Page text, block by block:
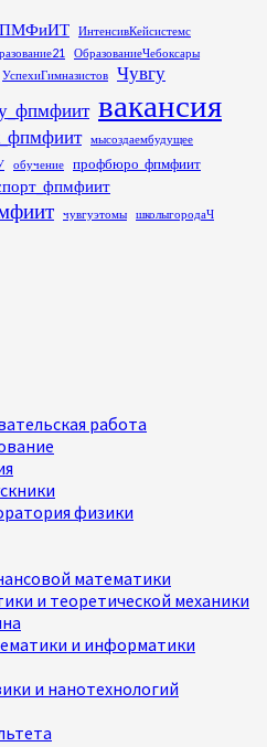
ИнтенсивКейсистемс
ОбразованиеЧебоксары
УспехиГимназистов Чувгу
вакансия
мысоздаембудущее
обучение профбюро_фпмфиит
чувгуэтомы школыгородаЧ
работа
физики
математики
и теоретической механики
и информатики
и нанотехнологий